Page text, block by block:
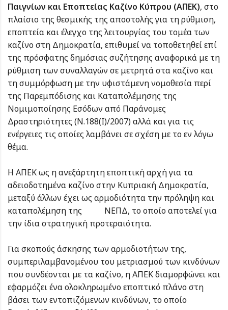
Παιγνίων και Εποπτείας Καζίνο Κύπρου (ΑΠΕΚ), στο
πλαίσιο της θεσμικής της αποστολής για τη ρύθμιση,
εποπτεία και έλεγχο της λειτουργίας του τομέα των
καζίνο στη Δημοκρατία, επιθυμεί να τοποθετηθεί επί
της πρόσφατης δημόσιας συζήτησης αναφορικά με τη
ρύθμιση των συναλλαγών σε μετρητά στα καζίνο και
τη συμμόρφωση με την υφιστάμενη νομοθεσία περί
της Παρεμπόδισης και Καταπολέμησης της
Νομιμοποίησης Εσόδων από Παράνομες
Δραστηριότητες (Ν.188(Ι)/2007) αλλά και για τις
ενέργειες τις οποίες λαμβάνει σε σχέση με το εν λόγω
θέμα.
H ΑΠΕΚ ως η ανεξάρτητη εποπτική αρχή για τα
αδειοδοτημένα καζίνο στην Κυπριακή Δημοκρατία,
μεταξύ άλλων έχει ως αρμοδιότητα την πρόληψη και
καταπολέμηση της ΝΕΠΔ, το οποίο αποτελεί για
την ίδια στρατηγική προτεραιότητα.
Για σκοπούς άσκησης των αρμοδιοτήτων της,
συμπεριλαμβανομένου του μετριασμού των κινδύνων
που συνδέονται με τα καζίνο, η ΑΠΕΚ διαμορφώνει και
εφαρμόζει ένα ολοκληρωμένο εποπτικό πλάνο στη
βάσει των εντοπιζόμενων κινδύνων, το οποίο